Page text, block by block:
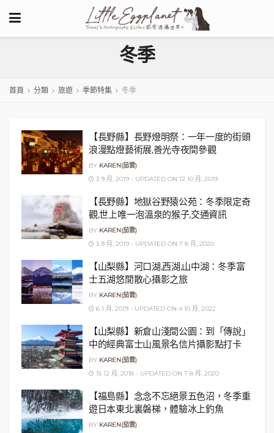
冬季
首頁 分類 旅遊 季節特集 冬季
【長野縣】長野燈明祭：一年一度的街頭
浪漫點燈藝術展,善光寺夜間參觀
BY KAREN(茄雲)
3 9 月, 2019 - UPDATED ON 12 10 月, 2019
【長野縣】地獄谷野猿公苑：冬季限定奇
觀,世上唯一泡溫泉的猴子,交通資訊
BY KAREN(茄雲)
3 9 月, 2019 - UPDATED ON 7 8 月, 2020
【山梨縣】河口湖,西湖,山中湖：冬季富
士五湖悠閒散心攝影之旅
BY KAREN(茄雲)
6 1 月, 2019 - UPDATED ON 4 10 月, 2022
【山梨縣】新倉山淺間公園：到「傳說」
中的經典富士山風景名信片攝影點打卡
BY KAREN(茄雲)
15 12 月, 2018 - UPDATED ON 7 8 月, 2020
【福島縣】念念不忘絕景五色沼，冬季重
遊日本東北裏磐梯，體驗冰上釣魚
BY KAREN(茄雲)